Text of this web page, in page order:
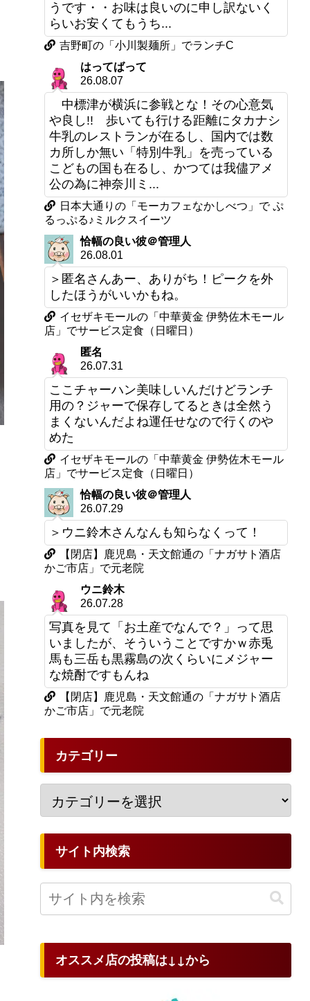
うです・・お味は良いのに申し訳ないく
らいお安くてもうち...
吉野町の「小川製麺所」でランチC
はってばって
26.08.07
中標津が横浜に参戦とな！その心意気
や良し!! 歩いても行ける距離にタカナシ
牛乳のレストランが在るし、国内では数
カ所しか無い「特別牛乳」を売っている
こどもの国も在るし、かつては我儘アメ
公の為に神奈川ミ...
日本大通りの「モーカフェなかしべつ」で ぷ
るっぷる♪ミルクスイーツ
恰幅の良い彼＠管理人
26.08.01
＞匿名さんあー、ありがち！ピークを外
したほうがいいかもね。
イセザキモールの「中華黄金 伊勢佐木モール
店」でサービス定食（日曜日）
匿名
26.07.31
ここチャーハン美味しいんだけどランチ
用の？ジャーで保存してるときは全然う
まくないんだよね運任せなので行くのや
めた
イセザキモールの「中華黄金 伊勢佐木モール
店」でサービス定食（日曜日）
恰幅の良い彼＠管理人
26.07.29
＞ウニ鈴木さんなんも知らなくって！
【閉店】鹿児島・天文館通の「ナガサト酒店
かご市店」で元老院
ウニ鈴木
26.07.28
写真を見て「お土産でなんで？」って思
いましたが、そういうことですかｗ赤兎
馬も三岳も黒霧島の次くらいにメジャー
な焼酎ですもんね
【閉店】鹿児島・天文館通の「ナガサト酒店
かご市店」で元老院
カテゴリー
サイト内検索
オススメ店の投稿は↓↓から